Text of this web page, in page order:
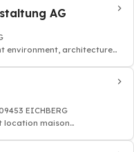
AG
environment, architecture
EICHBERG
location maison